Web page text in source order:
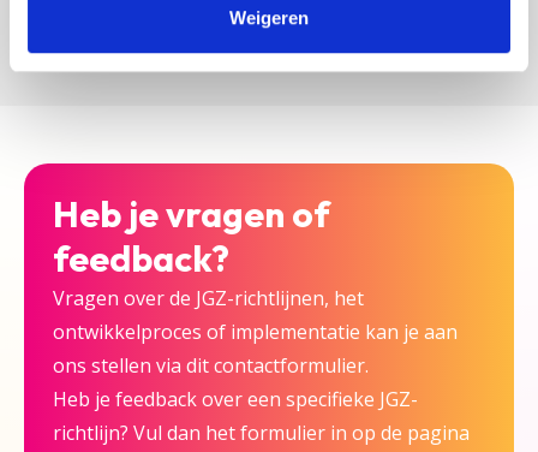
Weigeren
Heb je vragen of
feedback?
Vragen over de JGZ-richtlijnen, het
ontwikkelproces of implementatie kan je aan
ons stellen via dit contactformulier.
Heb je feedback over een specifieke JGZ-
richtlijn? Vul dan het formulier in op de pagina